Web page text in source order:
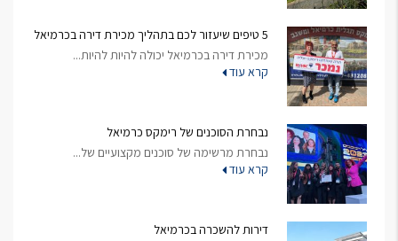
5 טיפים שיעזור לכם בתהליך מכירת דירה בכרמיאל
מכירת דירה בכרמיאל יכולה להיות להיות...
קרא עוד
נבחרת הסוכנים של רימקס כרמיאל
נבחרת מרשימה של סוכנים מקצועיים של...
קרא עוד
דירות להשכרה בכרמיאל